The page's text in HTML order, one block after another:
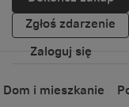
Zgłoś zdarzenie
Zaloguj się
Dom i mieszkanie